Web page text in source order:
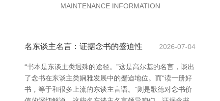
MAINTENANCE INFORMATION
名东谈主名言：证据念书的蹙迫性 2026-07-04
“书本是东谈主类迥殊的途径。”这是高尔基的名言，谈出
了念书在东谈主类娴雅发展中的蹙迫地位。而“读一册好
书，等于和很多上流的东谈主言语。”则是歌德对念书价